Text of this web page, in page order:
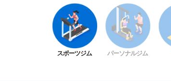
スポーツジム パーソナルジム